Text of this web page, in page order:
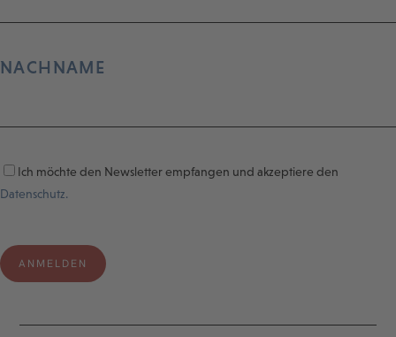
NACHNAME
Ich möchte den Newsletter empfangen und akzeptiere den
Datenschutz.